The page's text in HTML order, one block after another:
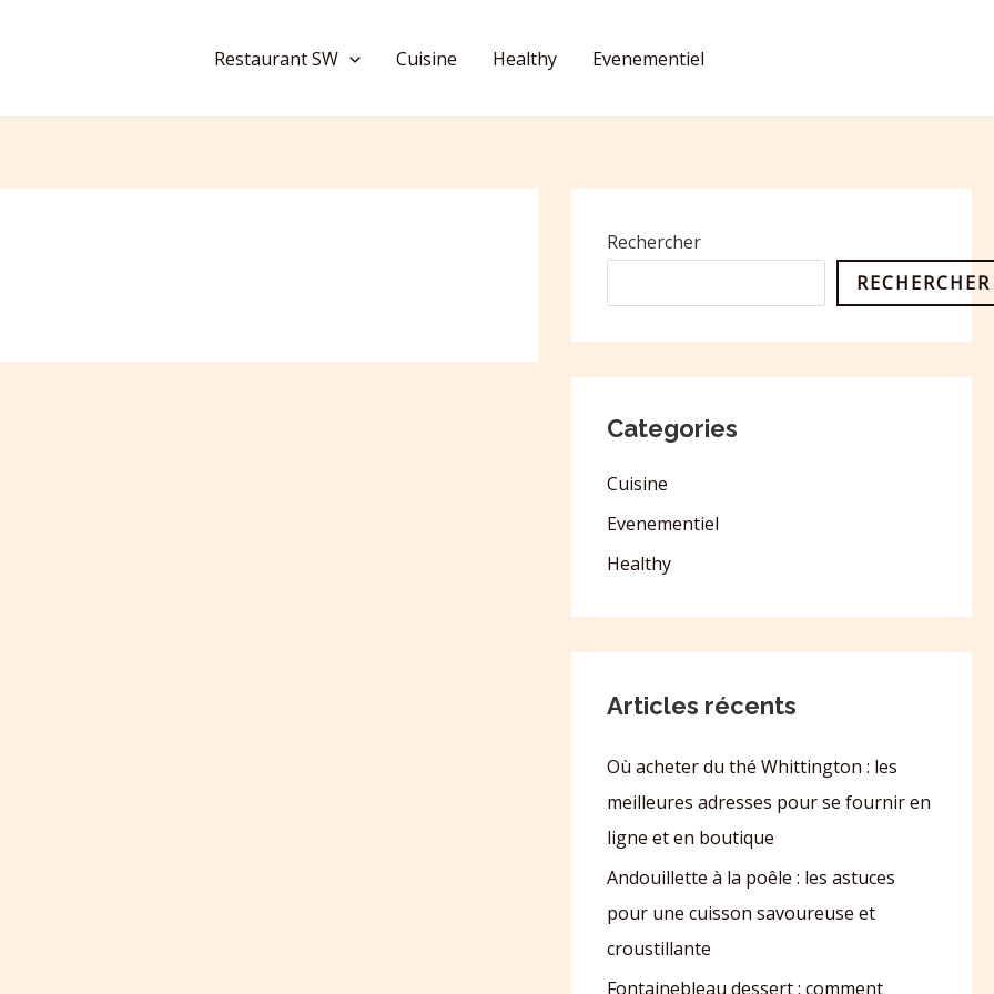
Restaurant SW Cuisine Healthy Evenementiel
Rechercher
RECHERCHER
Categories
Cuisine
Evenementiel
Healthy
Articles récents
Où acheter du thé Whittington : les
meilleures adresses pour se fournir en
ligne et en boutique
Andouillette à la poêle : les astuces
pour une cuisson savoureuse et
croustillante
Fontainebleau dessert : comment